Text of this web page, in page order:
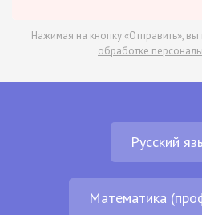
Нажимая на кнопку «Отправить», вы
обработке
Русский
Математика